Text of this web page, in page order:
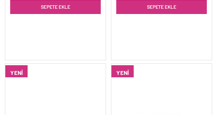
SEPETE EKLE SEPETE EKLE
YENI YENI